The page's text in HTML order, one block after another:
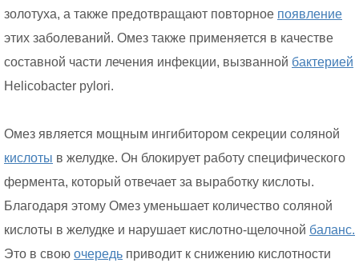
золотуха, а также предотвращают повторное появление
этих заболеваний. Омез также применяется в качестве
составной части лечения инфекции, вызванной бактерией
Helicobacter pylori.
Омез является мощным ингибитором секреции соляной
кислоты в желудке. Он блокирует работу специфического
фермента, который отвечает за выработку кислоты.
Благодаря этому Омез уменьшает количество соляной
кислоты в желудке и нарушает кислотно-щелочной баланс.
Это в свою очередь приводит к снижению кислотности